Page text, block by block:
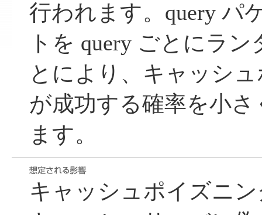
行われます。query パ
トを query ごとにラ
とにより、キャッシ
が成功する確率を小
ます。
キャッシュポイズニ